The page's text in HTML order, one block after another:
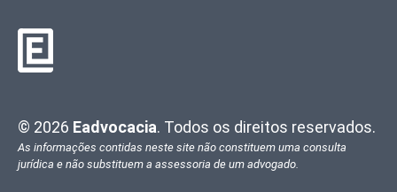
© 2026 Eadvocacia. Todos os direitos reservados.
As informações contidas neste site não constituem uma consulta
jurídica e não substituem a assessoria de um advogado.